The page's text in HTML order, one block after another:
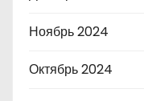
Ноябрь 2024
Октябрь 2024